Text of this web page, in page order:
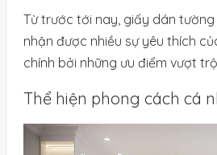
Từ trước tới nay, giấy dán
nhận được nhiều sự yêu thích
chính bởi những ưu điểm vượt
Thể hiện phong cách cá